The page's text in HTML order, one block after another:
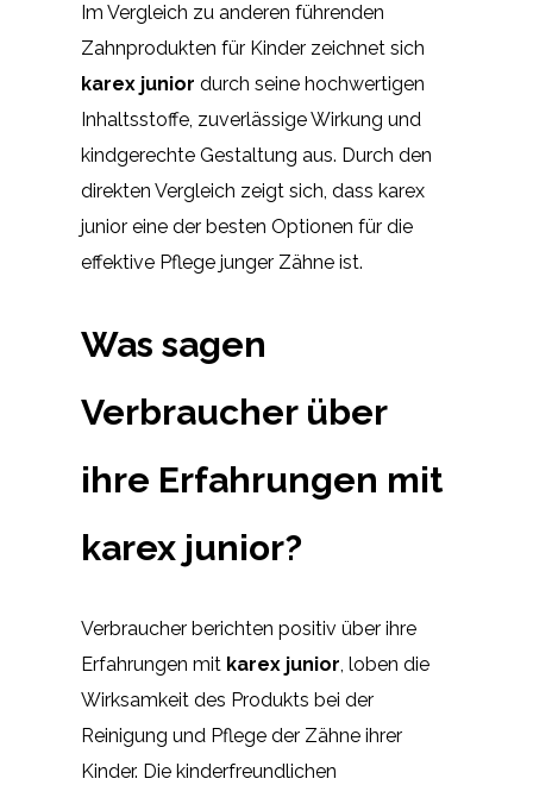
Im Vergleich zu anderen führenden
Zahnprodukten für Kinder zeichnet sich
karex junior durch seine hochwertigen
Inhaltsstoffe, zuverlässige Wirkung und
kindgerechte Gestaltung aus. Durch den
direkten Vergleich zeigt sich, dass karex
junior eine der besten Optionen für die
effektive Pflege junger Zähne ist.
Was sagen
Verbraucher über
ihre Erfahrungen mit
karex junior?
Verbraucher berichten positiv über ihre
Erfahrungen mit karex junior, loben die
Wirksamkeit des Produkts bei der
Reinigung und Pflege der Zähne ihrer
Kinder. Die kinderfreundlichen